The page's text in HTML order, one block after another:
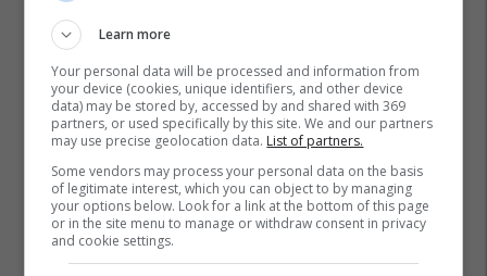
Learn more
Your personal data will be processed and information from
your device (cookies, unique identifiers, and other device
data) may be stored by, accessed by and shared with 369
partners, or used specifically by this site. We and our partners
may use precise geolocation data. List of partners.
Some vendors may process your personal data on the basis
of legitimate interest, which you can object to by managing
your options below. Look for a link at the bottom of this page
or in the site menu to manage or withdraw consent in privacy
and cookie settings.